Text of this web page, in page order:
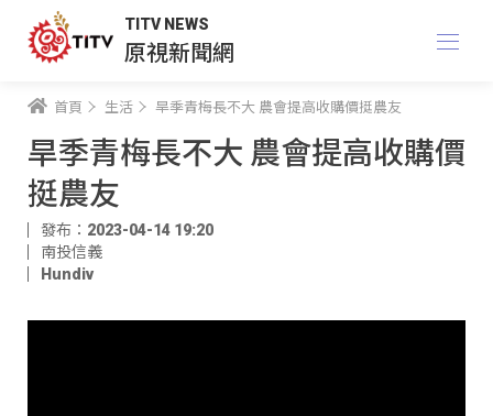
TITV NEWS
原視新聞網
首頁 生活 旱季青梅長不大 農會提高收購價挺農友
旱季青梅長不大 農會提高收購價
挺農友
發布：2023-04-14 19:20
南投信義
Hundiv